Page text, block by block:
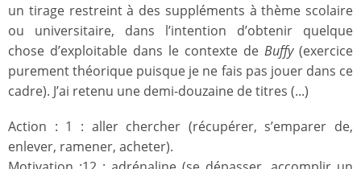
un tirage restreint à des suppléments à thème scolaire
ou universitaire, dans l’intention d’obtenir quelque
chose d’exploitable dans le contexte de Buffy(exercice
purement théorique puisque je ne fais pas jouer dans ce
cadre). J’ai retenu une demi-douzaine de titres (...)
Action : 1 : aller chercher (récupérer, s’emparer de,
enlever, ramener, acheter).